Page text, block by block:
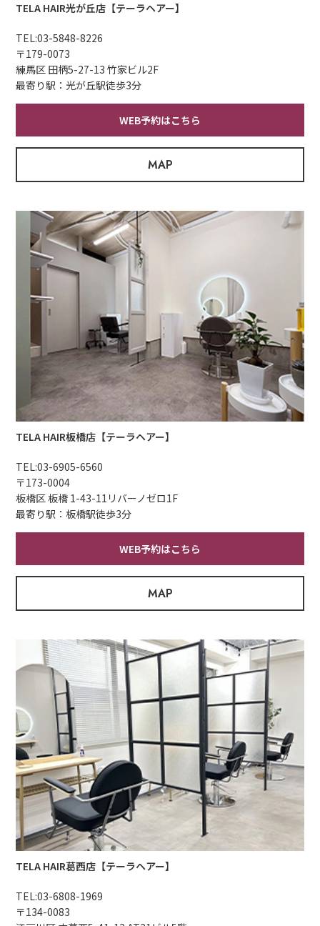
TELA HAIR光が丘店【テーラヘアー】
TEL:03-5848-8226
〒179-0073
練馬区 田柄5-27-13 竹家ビル2F
最寄り駅：光が丘駅徒歩3分
WEB予約はこちら
MAP
TELA HAIR板橋店【テーラヘアー】
TEL:03-6905-6560
〒173-0004
板橋区 板橋 1-43-11リバーノゼロ1F
最寄り駅：板橋駅徒歩3分
WEB予約はこちら
MAP
TELA HAIR葛西店【テーラヘアー】
TEL:03-6808-1969
〒134-0083